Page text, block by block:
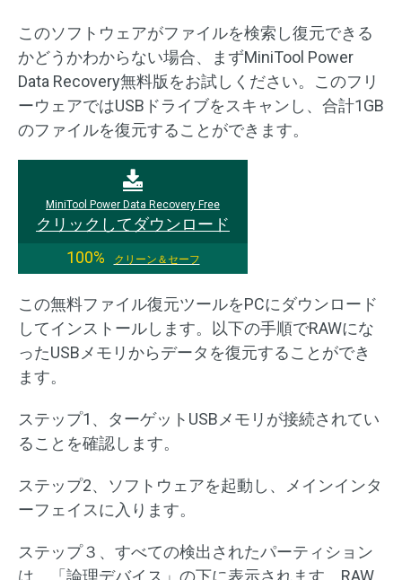
このソフトウェアがファイルを検索し復元できる
かどうかわからない場合、まずMiniTool Power
Data Recovery無料版をお試しください。このフリ
ーウェアではUSBドライブをスキャンし、合計1GB
のファイルを復元することができます。
MiniTool Power Data Recovery Free
クリックしてダウンロード
100%
クリーン＆セーフ
この無料ファイル復元ツールをPCにダウンロード
してインストールします。以下の手順でRAWにな
ったUSBメモリからデータを復元することができ
ます。
ステップ1、ターゲットUSBメモリが接続されてい
ることを確認します。
ステップ2、ソフトウェアを起動し、メインインタ
ーフェイスに入ります。
ステップ３、すべての検出されたパーティション
は、「論理デバイス」の下に表示されます。RAW